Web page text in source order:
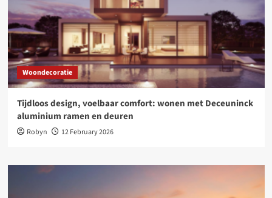
Woondecoratie
Tijdloos design, voelbaar comfort: wonen met Deceuninck
aluminium ramen en deuren
Robyn 12 February 2026